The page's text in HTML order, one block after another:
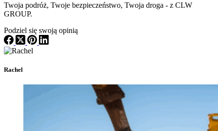
Twoja podróż, Twoje bezpieczeństwo, Twoja droga - z CLW
GROUP.
Podziel się swoją opinią
Rachel